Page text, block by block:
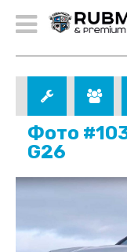
Фото
G26